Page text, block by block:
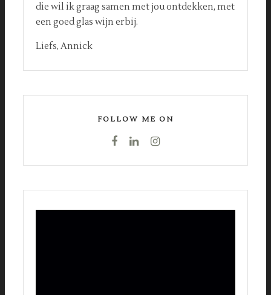
die wil ik graag samen met jou ontdekken, met
een goed glas wijn erbij.
Liefs, Annick
FOLLOW ME ON